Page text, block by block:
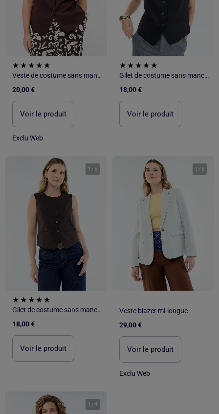
Veste de costume sans manches unie
20,00 €
Voir le produit
Exclu Web
Gilet de costume sans manches uni
18,00 €
Voir le produit
1 / 5
Gilet de costume sans manches uni
18,00 €
Voir le produit
1 / 6
Veste blazer mi-longue
29,00 €
Voir le produit
Exclu Web
1 /4